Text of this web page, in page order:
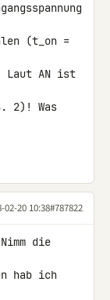
(t_on =
AN ist
2)! Was
02-20 10:38#787822
die
hab ich